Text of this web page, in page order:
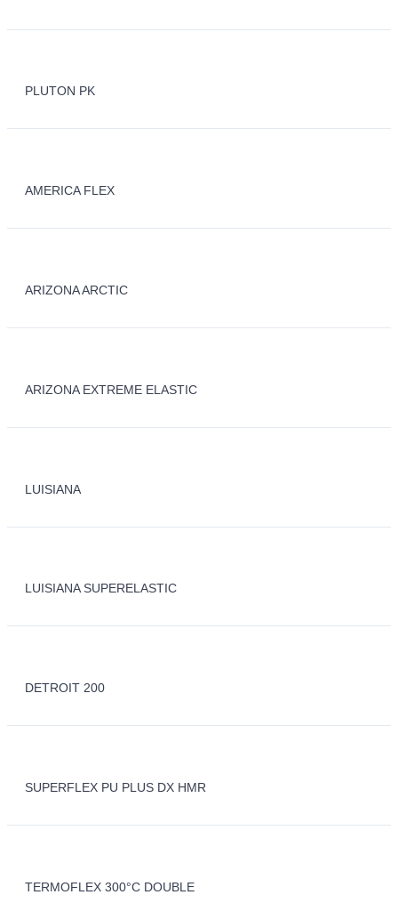
PLUTON PK
AMERICA FLEX
ARIZONA ARCTIC
ARIZONA EXTREME ELASTIC
LUISIANA
LUISIANA SUPERELASTIC
DETROIT 200
SUPERFLEX PU PLUS DX HMR
TERMOFLEX 300°C DOUBLE